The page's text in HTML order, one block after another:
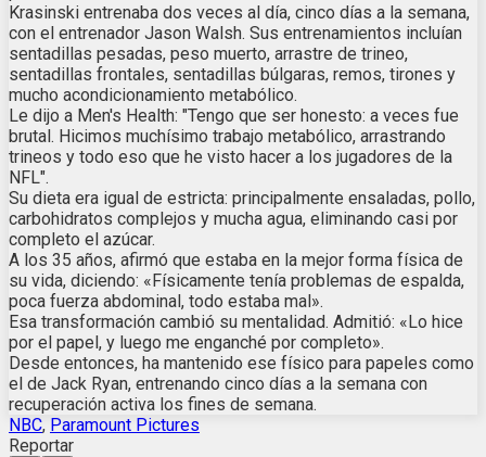
Krasinski entrenaba dos veces al día, cinco días a la semana,
con el entrenador Jason Walsh. Sus entrenamientos incluían
sentadillas pesadas, peso muerto, arrastre de trineo,
sentadillas frontales, sentadillas búlgaras, remos, tirones y
mucho acondicionamiento metabólico.
Le dijo a Men's Health: "Tengo que ser honesto: a veces fue
brutal. Hicimos muchísimo trabajo metabólico, arrastrando
trineos y todo eso que he visto hacer a los jugadores de la
NFL".
Su dieta era igual de estricta: principalmente ensaladas, pollo,
carbohidratos complejos y mucha agua, eliminando casi por
completo el azúcar.
A los 35 años, afirmó que estaba en la mejor forma física de
su vida, diciendo: «Físicamente tenía problemas de espalda,
poca fuerza abdominal, todo estaba mal».
Esa transformación cambió su mentalidad. Admitió: «Lo hice
por el papel, y luego me enganché por completo».
Desde entonces, ha mantenido ese físico para papeles como
el de Jack Ryan, entrenando cinco días a la semana con
recuperación activa los fines de semana.
NBC, Paramount Pictures
Reportar